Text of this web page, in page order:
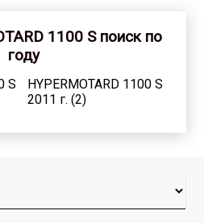
1100 S поиск по
году
S
HYPERMOTARD 1100 S
2011 г. (2)
2008 г. (3)